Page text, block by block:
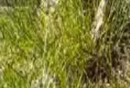
Menorca
La IslaInformación de
Guía
Comer & BeberServicios
Tips
Español